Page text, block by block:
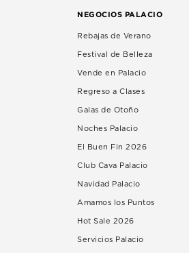
NEGOCIOS PALACIO
Rebajas de Verano
Festival de Belleza
Vende en Palacio
Regreso a Clases
Galas de Otoño
Noches Palacio
El Buen Fin 2026
Club Cava Palacio
Navidad Palacio
Amamos los Puntos
Hot Sale 2026
Servicios Palacio